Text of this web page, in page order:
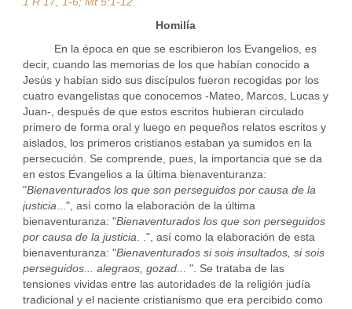
Homilía
En la época en que se escribieron los Evangelios, es
decir, cuando las memorias de los que habían conocido a
Jesús y habían sido sus discípulos fueron recogidas por los
cuatro evangelistas que conocemos -Mateo, Marcos, Lucas y
Juan-, después de que estos escritos hubieran circulado
primero de forma oral y luego en pequeños relatos escritos y
aislados, los primeros cristianos estaban ya sumidos en la
persecución. Se comprende, pues, la importancia que se da
en estos Evangelios a la última bienaventuranza:
"Bienaventurados los que son perseguidos por causa de la
justicia...", así como la elaboración de la última
bienaventuranza: "Bienaventurados los que son perseguidos
por causa de la justicia. .", así como la elaboración de esta
bienaventuranza: "Bienaventurados si sois insultados, si sois
perseguidos... alegraos, gozad.. . ". Se trataba de las
tensiones vividas entre las autoridades de la religión judía
tradicional y el naciente cristianismo que era percibido como